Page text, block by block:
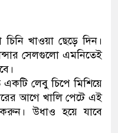
খাওয়া ছেড়ে দিন।
সেলগুলো এমনিতেই
লেবু চিপে মিশিয়ে
আগে খালি পেটে এই
উধাও হয়ে যাবে